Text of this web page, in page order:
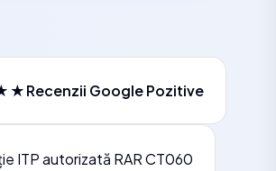
Recenzii Google Pozitive
ITP autorizată RAR CT060